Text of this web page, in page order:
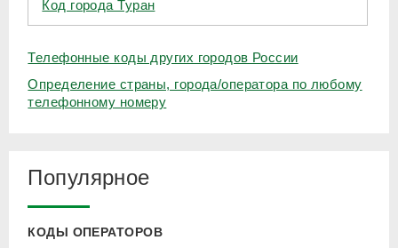
Код города Туран
Телефонные коды других городов России
Определение страны, города/оператора по любому
телефонному номеру
Популярное
КОДЫ ОПЕРАТОРОВ